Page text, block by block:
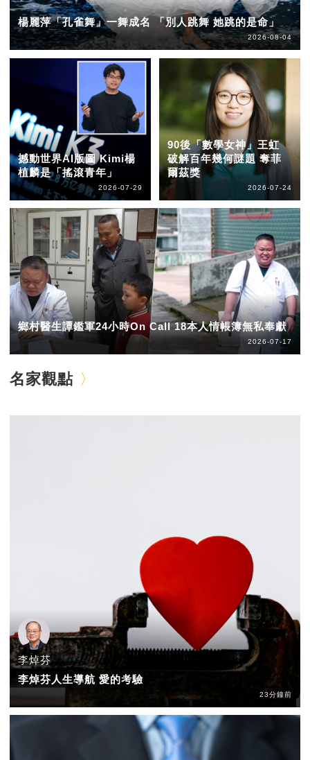
楊麗萍「孔雀舞」一舞成名 「別人跳舞 她跳的是命」
2026-08-04
撼動世界AI版圖 Kimi楊
植麟是「搖滾青年」
2026-07-29
90後「數學女神」王虹
破解百年幾何謎題 奪菲
爾茲獎
2026-07-24
鄉村醫生譚鑑軍24小時On Call 18本人情帳簿無私奉獻
2026-07-17
名家觀點
李焯芬
李焯芬人生導航 愛的考驗
23分鐘前